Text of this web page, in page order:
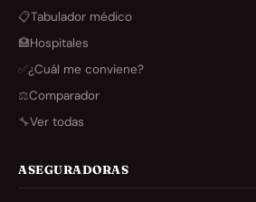
📋Tabulador médico
🏥Hospitales
✅¿Cuál me conviene?
⚖️Comparador
🔧Ver todas
ASEGURADORAS